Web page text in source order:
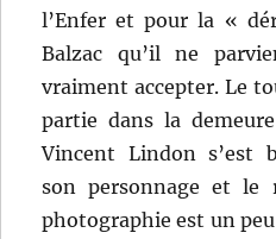
l’Enfer et pour la «
Balzac qu’il ne
vraiment accepter. Le
partie dans la
Vincent Lindon s’est
son personnage et le
photographie est un